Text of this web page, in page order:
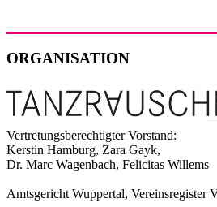
ORGANISATION
Vertretungsberechtigter Vorstand:
Kerstin Hamburg, Zara Gayk,
Dr. Marc Wagenbach, Felicitas Willems
Amtsgericht Wuppertal, Vereinsregister